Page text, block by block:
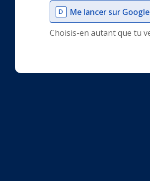
D
Me lancer sur
Choisis-en autant que tu